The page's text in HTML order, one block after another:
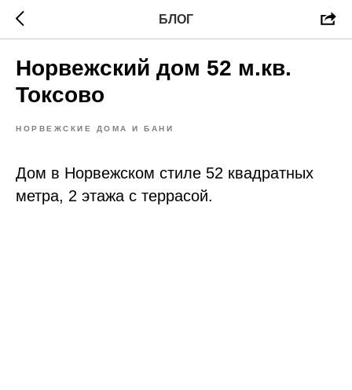
БЛОГ
Норвежский дом 52 м.кв.
Токсово
НОРВЕЖСКИЕ ДОМА И БАНИ
Дом в Норвежском стиле 52 квадратных
метра, 2 этажа с террасой.